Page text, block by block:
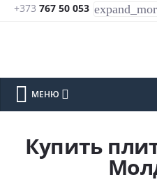
+373 767 50 053
 МЕНЮ 
Купить